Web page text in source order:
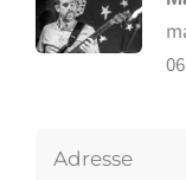
Adresse